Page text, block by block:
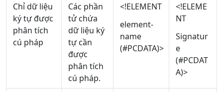
Chỉ dữ liệu
ký tự được
phân tích
cú pháp
Các phần
tử chứa
dữ liệu ký
tự cần
được
phân tích
cú pháp.
<!ELEMENT
element-
name
(#PCDATA)>
<!ELEME
NT
Signatur
e
(#PCDAT
A)>